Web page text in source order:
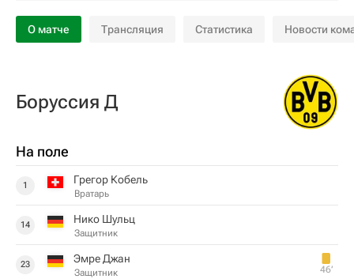
О матче Трансляция Статистика Новости
Боруссия Д
На поле
1 Грегор Кобель
Вратарь
14 Нико Шульц
Защитник
23 Эмре Джан
Защитник 46‎’‎